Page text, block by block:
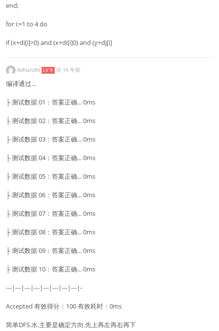
end;
for i:=1 to 4 do
if (x+di[i]>0) and (x+di[i]0) and (y+dj[i]
lishunzhi LV 9 @ 16 年前
编译通过...
├ 测试数据 01：答案正确... 0ms
├ 测试数据 02：答案正确... 0ms
├ 测试数据 03：答案正确... 0ms
├ 测试数据 04：答案正确... 0ms
├ 测试数据 05：答案正确... 0ms
├ 测试数据 06：答案正确... 0ms
├ 测试数据 07：答案正确... 0ms
├ 测试数据 08：答案正确... 0ms
├ 测试数据 09：答案正确... 0ms
├ 测试数据 10：答案正确... 0ms
---|---|---|---|---|---|---|---|-
Accepted 有效得分：100 有效耗时：0ms
简单DFS.水.主要是确定方向.先上再左再右再下